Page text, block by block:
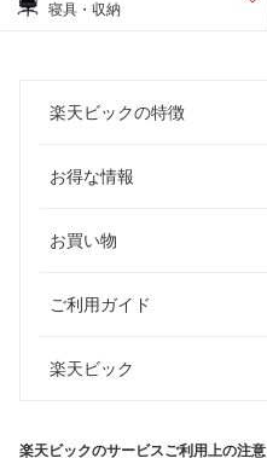
寝具・収納
楽天ビックの特徴
お得な情報
お買い物
ご利用ガイド
楽天ビック
楽天ビックのサービスご利用上の注意